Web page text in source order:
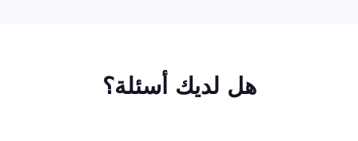
هل لديك أسئلة؟